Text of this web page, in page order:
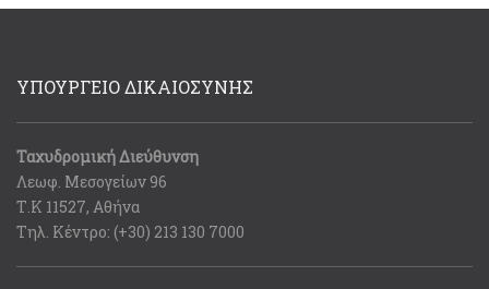
ΥΠΟΥΡΓΕΙΟ ΔΙΚΑΙΟΣΥΝΗΣ
Ταχυδρομική Διεύθυνση
Λεωφ. Μεσογείων 96
Τ.Κ 11527, Αθήνα
Τηλ. Κέντρο: (+30) 213 130 7000